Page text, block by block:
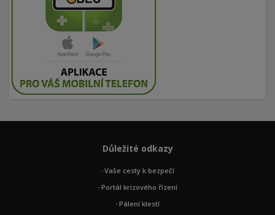
Důležité odkazy
Vaše cesty k bezpečí
Portál krizového řízení
Pálení klestí